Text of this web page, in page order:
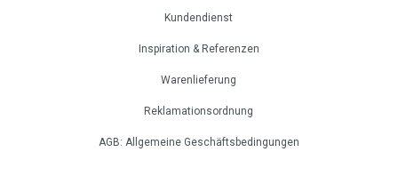
Kundendienst
Inspiration & Referenzen
Warenlieferung
Reklamationsordnung
AGB: Allgemeine Geschäftsbedingungen